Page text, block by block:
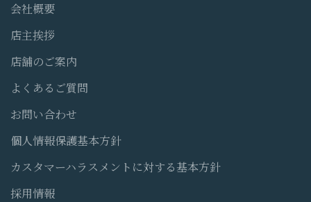
会社概要
店主挨拶
店舗のご案内
よくあるご質問
お問い合わせ
個人情報保護基本方針
カスタマーハラスメントに対する基本方針
採用情報